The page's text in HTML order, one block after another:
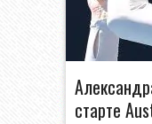
старте